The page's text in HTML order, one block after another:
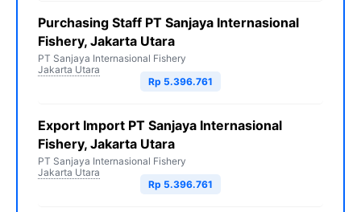
Purchasing Staff PT Sanjaya Internasional
Fishery, Jakarta Utara
PT Sanjaya Internasional Fishery
Jakarta Utara
Rp 5.396.761
Export Import PT Sanjaya Internasional
Fishery, Jakarta Utara
PT Sanjaya Internasional Fishery
Jakarta Utara
Rp 5.396.761